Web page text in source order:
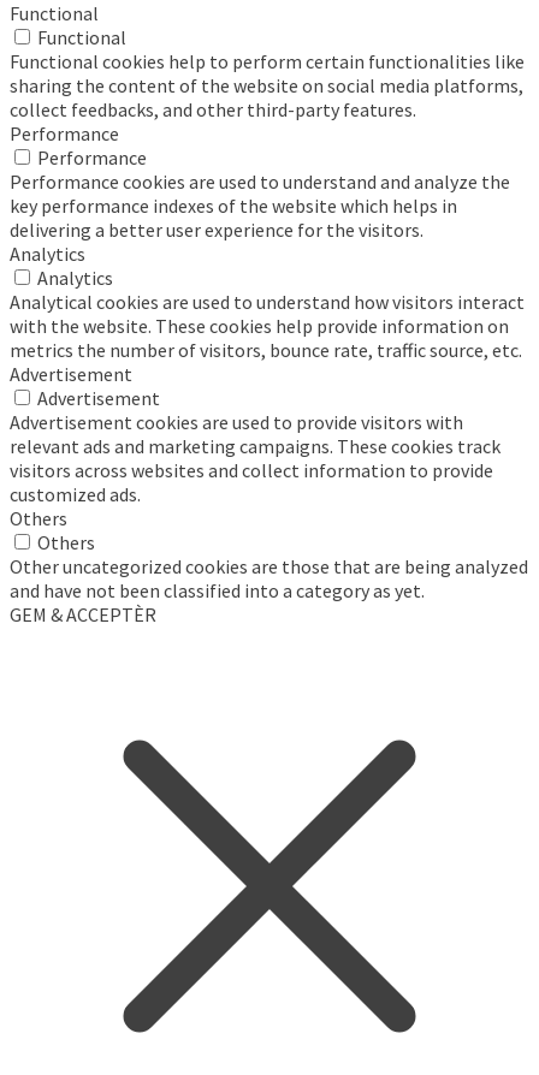
Functional
Functional
Functional cookies help to perform certain functionalities like
sharing the content of the website on social media platforms,
collect feedbacks, and other third-party features.
Performance
Performance
Performance cookies are used to understand and analyze the
key performance indexes of the website which helps in
delivering a better user experience for the visitors.
Analytics
Analytics
Analytical cookies are used to understand how visitors interact
with the website. These cookies help provide information on
metrics the number of visitors, bounce rate, traffic source, etc.
Advertisement
Advertisement
Advertisement cookies are used to provide visitors with
relevant ads and marketing campaigns. These cookies track
visitors across websites and collect information to provide
customized ads.
Others
Others
Other uncategorized cookies are those that are being analyzed
and have not been classified into a category as yet.
GEM & ACCEPTÈR